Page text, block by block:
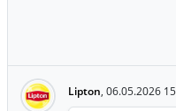
Lipton, 06.05.2026